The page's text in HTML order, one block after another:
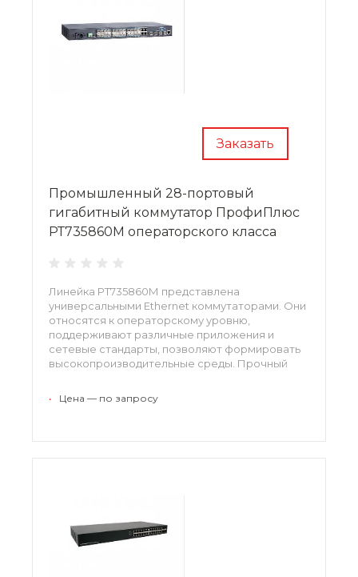
Заказать
Промышленный 28-портовый
гигабитный коммутатор ПрофиПлюс
РТ735860М операторского класса
Линейка РТ735860М представлена
универсальными Ethernet коммутаторами. Они
относятся к операторскому уровню,
поддерживают различные приложения и
сетевые стандарты, позволяют формировать
высокопроизводительные среды. Прочный
опция мониторинга упрощают повседневную
• Цена — по запросу